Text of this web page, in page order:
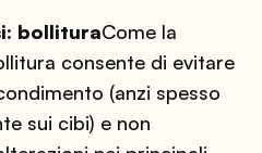
bollituraCome la
consente di evitare
(anzi spesso
sui cibi) e non